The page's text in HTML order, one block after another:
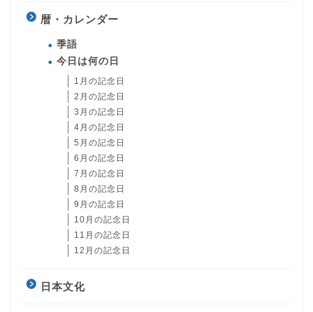
暦・カレンダー
季語
今日は何の日
1月の記念日
2月の記念日
3月の記念日
4月の記念日
5月の記念日
6月の記念日
7月の記念日
8月の記念日
9月の記念日
10月の記念日
11月の記念日
12月の記念日
日本文化